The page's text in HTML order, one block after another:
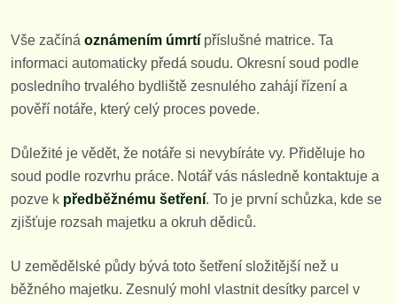
Vše začíná oznámením úmrtí příslušné matrice. Ta
informaci automaticky předá soudu. Okresní soud podle
posledního trvalého bydliště zesnulého zahájí řízení a
pověří notáře, který celý proces povede.
Důležité je vědět, že notáře si nevybíráte vy. Přiděluje ho
soud podle rozvrhu práce. Notář vás následně kontaktuje a
pozve k předběžnému šetření. To je první schůzka, kde se
zjišťuje rozsah majetku a okruh dědiců.
U zemědělské půdy bývá toto šetření složitější než u
běžného majetku. Zesnulý mohl vlastnit desítky parcel v